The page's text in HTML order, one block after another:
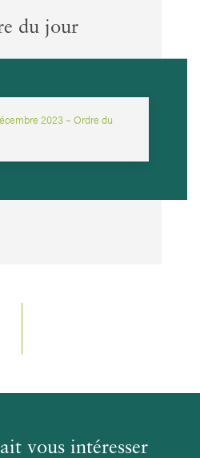
du jour
2023 – Ordre du
vous intéresser